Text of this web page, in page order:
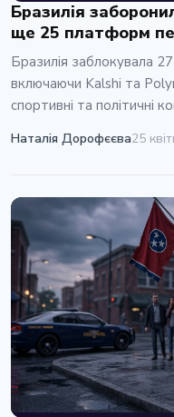
Бразилія
ще 25 платформ
Бразилія заблокувала
включаючи Kalshi та
спортивні та політичні
Наталія Дорофєєва25